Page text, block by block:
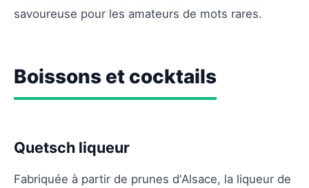
savoureuse pour les amateurs de mots rares.
Boissons et cocktails
Quetsch liqueur
Fabriquée à partir de prunes d'Alsace, la liqueur de